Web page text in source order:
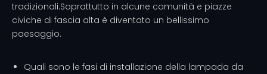
tradizionali.Soprattutto in alcune comunità e piazze
civiche di fascia alta è diventato un bellissimo
paesaggio.
Quali sono le fasi di installazione della lampada da